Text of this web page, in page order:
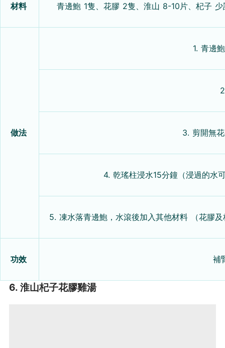
材料 青邊鮑 1隻、花膠 2隻、淮山 8-10片、杞子
做法
1. 青邊
3. 剪開無
4. 乾瑤柱浸水15分鐘（浸過的水
5. 凍水落青邊鮑，水滾後加入其他材料 （花膠
功效 補
6. 淮山杞子花膠雞湯